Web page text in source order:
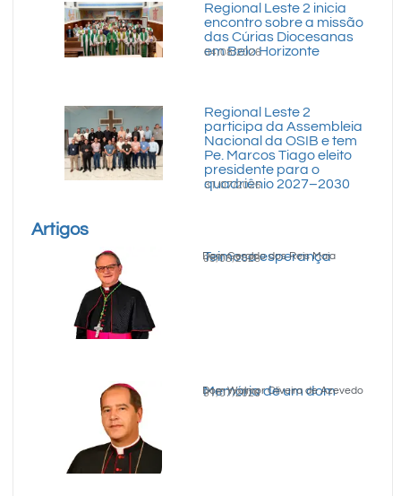
Regional Leste 2 inicia
encontro sobre a missão
das Cúrias Diocesanas
em Belo Horizonte
04/08/2026
Regional Leste 2
participa da Assembleia
Nacional da OSIB e tem
Pe. Marcos Tiago eleito
presidente para o
quadriênio 2027–2030
31/07/2026
Artigos
Teimosa esperança
Dom Geraldo dos Reis Maia
05/08/2026
Memória de um dom
Dom Walmor Oliveira de Azevedo
31/07/2026